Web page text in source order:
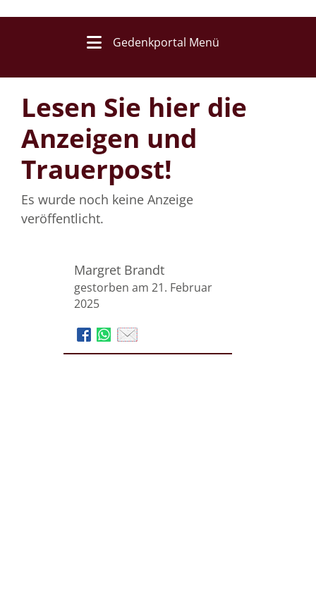
Gedenkportal Menü
Lesen Sie hier die
Anzeigen und
Trauerpost!
Es wurde noch keine Anzeige
veröffentlicht.
Margret Brandt
gestorben am 21. Februar
2025